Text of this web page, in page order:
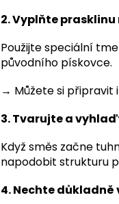
2.Vyplňte
Použijte speciální
původního pískovce.
→ Můžete si připravit
3.Tvarujte a
Když směs začne
napodobit strukturu
4.Nechte